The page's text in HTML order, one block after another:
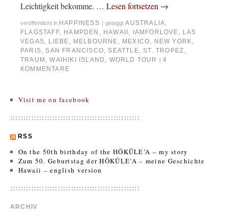
Leichtigkeit bekomme. … Lesen fortsetzen →
veröffentlicht in HAPPINESS getaggt AUSTRALIA,
FLAGSTAFF, HAMPDEN , HAWAII , IAMFORLOVE , LAS
VEGAS, LIEBE, MELBOURNE , MEXICO, NEW YORK,
PARIS, SAN FRANCISCO, SEATTLE, ST. TROPEZ,
TRAUM ,WAIHIKI ISLAND , WORLD TOUR
4
KOMMENTARE
Visit me on facebook
:::::::::::::::::::::::::::::::::::::::::::::::::
RSS
On the 50th birthday of the HŌKŪLE’A – my story
Zum 50. Geburtstag der HŌKŪLE’A – meine Geschichte
Hawaii – english version
:::::::::::::::::::::::::::::::::::::::::::::::::
ARCHIV